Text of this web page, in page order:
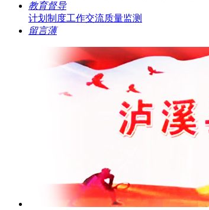
教育督导
计划制度工作交流质量监测
留言薄